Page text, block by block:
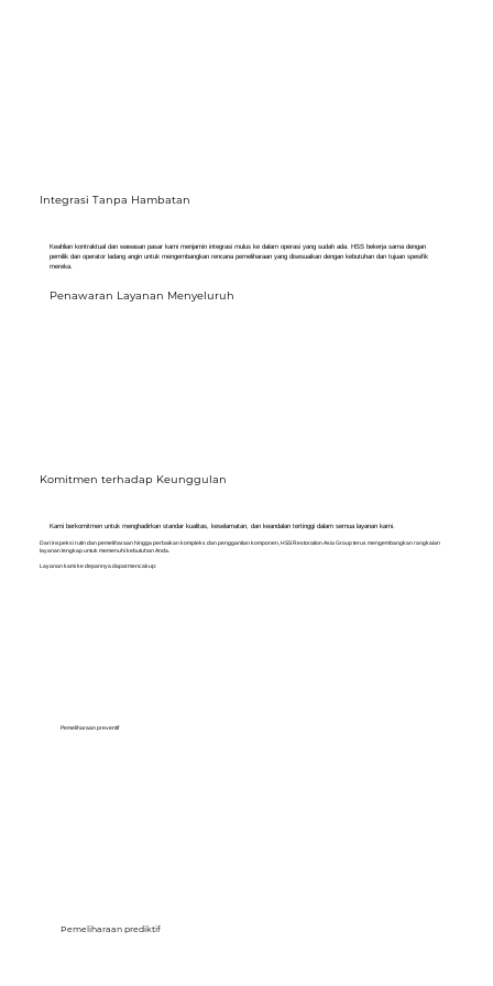
Penawaran Layanan Menyeluruh
Dari inspeksi rutin dan pemeliharaan hingga perbaikan kompleks dan penggantian komponen, HSS Restoration Asia Group terus mengembangkan rangkaian
layanan lengkap untuk memenuhi kebutuhan Anda.
Layanan kami ke depannya dapat mencakup:
Pemeliharaan preventif
Pemeliharaan prediktif
Integrasi Tanpa Hambatan
Keahlian kontraktual dan wawasan pasar kami menjamin integrasi mulus ke dalam operasi yang sudah ada. HSS bekerja sama dengan
pemilik dan operator ladang angin untuk mengembangkan rencana pemeliharaan yang disesuaikan dengan kebutuhan dan tujuan spesifik
mereka.
Komitmen terhadap Keunggulan
Kami berkomitmen untuk menghadirkan standar kualitas, keselamatan, dan keandalan tertinggi dalam semua layanan kami.